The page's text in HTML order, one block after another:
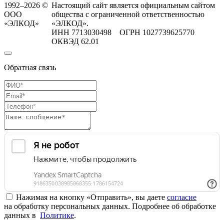
1992–2026 ©
ООО
«ЭЛКОД»
Настоящий сайт является официальным сайтом
общества с ограниченной ответственностью
«ЭЛКОД».
ИНН 7713030498 ОГРН 1027739625770
ОКВЭД 62.01
Обратная связь
Нажимая на кнопку «Отправить», вы даете согласие
на обработку персональных данных. Подробнее об обработке
данных в Политике.